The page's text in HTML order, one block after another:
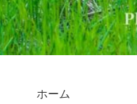
ホーム